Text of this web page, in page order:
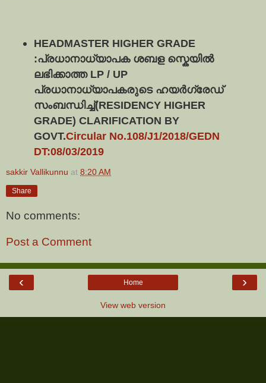
HEADMASTER HIGHER GRADE
:പ്രധാനാധ്യാപക ശബള സ്കെയിൽ
ലഭിക്കാത്ത LP / UP
പ്രധാനാധ്യാപകരുടെ ഹയർഗ്രേഡ്
സംബന്ധിച്ച്(RESIDENCY HIGHER
GRADE) CLARIFICATION BY
GOVT.Circular No.108/J1/2018/GEDN
DT:08/03/2019
sakkir Vallikunnu at 8:20 AM
Share
No comments:
Post a Comment
‹ ›
Home
View web version